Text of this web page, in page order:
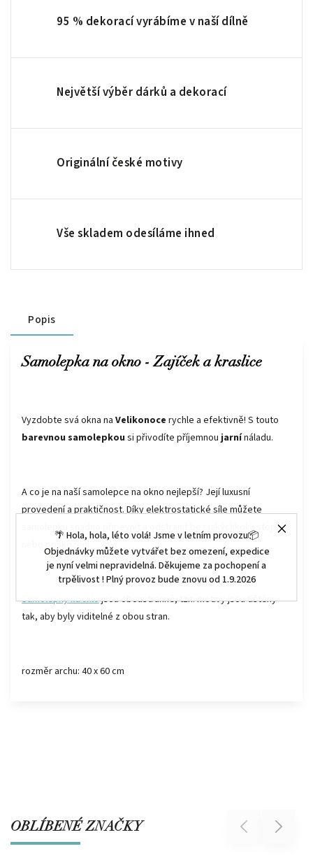
🌴 Hola, hola, léto volá! Jsme v letním provozu📦
Objednávky můžete vytvářet bez omezení, expedice
je nyní velmi nepravidelná. Děkujeme za pochopení a
trpělivost ! Plný provoz bude znovu od 1.9.2026
95 % dekorací vyrábíme v naší dílně
Největší výběr dárků a dekorací
Originální české motivy
Vše skladem odesíláme ihned
Popis
Samolepka na okno - Zajíček a kraslice
Vyzdobte svá okna na Velikonoce rychle a efektivně! S touto
barevnou samolepkou si přivodíte příjemnou jarnínáladu.
A co je na našísamolepce na okno nejlepší? Její luxusní
provedení a praktičnost. Díky elektrostatické síle můžete
samolepku snadno připevnit a odstranit bez jakýchkoliv stop
nebo poškození.
Samolepky na sklojsou oboustranné, tzn. motivy jsou tištěny
tak, aby byly viditelné z obou stran.
rozměr archu: 40 x 60 cm
OBLÍBENÉ ZNAČKY Previous Next